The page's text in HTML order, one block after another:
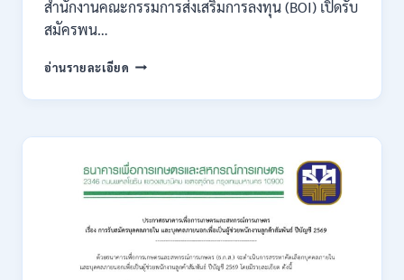
กพ.
เดือน
/
สมัคร
ทาง
ออนไลน์
ก.ค.-
10
ส.ค.
สำนักงานคณะกรรมการส่งเสริมการลงทุน (BOI) เปิดรับ
สมัครพน…
อ่านรายละเอียด สำนักงาน
กรรมการ
เสริม
ลงทุน
(BOI)
รับ
สมัคร
พนักงาน